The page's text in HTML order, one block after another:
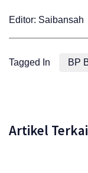
Editor: Saibansah
Tagged In BP
Artikel